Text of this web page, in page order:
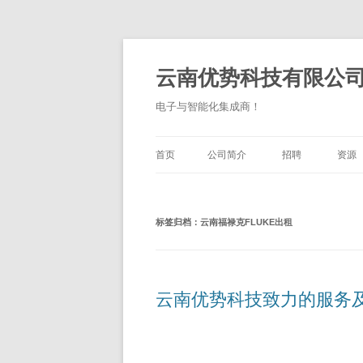
正
文
云南优势科技有限公司
电子与智能化集成商！
首页 公司简介 招聘 资源
标签归档： 云南福禄克FLUKE出租
云南优势科技致力的服务